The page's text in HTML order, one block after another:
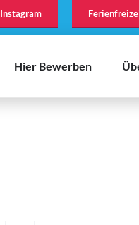
Instagram
Hier Bewerben